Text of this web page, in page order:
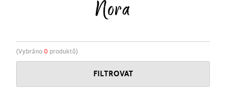
Nora
(Vybráno 0 produktů)
FILTROVAT